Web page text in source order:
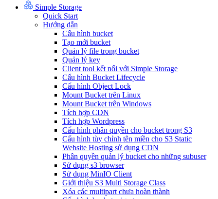
Simple Storage
Quick Start
Hướng dẫn
Cấu hình bucket
Tạo mới bucket
Quản lý file trong bucket
Quản lý key
Client tool kết nối với Simple Storage
Cấu hình Bucket Lifecycle
Cấu hình Object Lock
Mount Bucket trên Linux
Mount Bucket trên Windows
Tích hợp CDN
Tích hợp Wordpress
Cấu hình phân quyền cho bucket trong S3
Cấu hình tùy chỉnh tên miền cho S3 Static
Website Hosting sử dụng CDN
Phân quyền quản lý bucket cho những subuser
Sử dụng s3 browser
Sử dụng MinIO Client
Giới thiệu S3 Multi Storage Class
Xóa các multipart chưa hoàn thành